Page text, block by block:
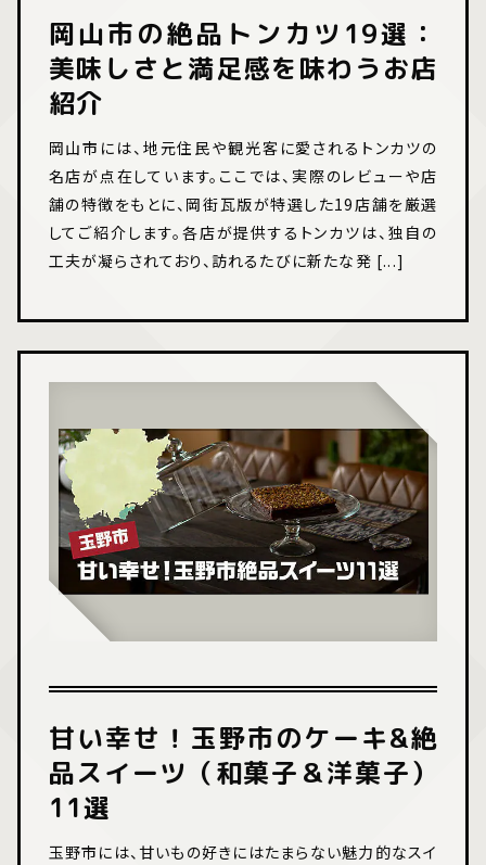
岡山市の絶品トンカツ19選：
美味しさと満足感を味わうお店
紹介
岡山市には、地元住民や観光客に愛されるトンカツの
名店が点在しています。ここでは、実際のレビューや店
舗の特徴をもとに、岡街瓦版が特選した19店舗を厳選
してご紹介します。各店が提供するトンカツは、独自の
工夫が凝らされており、訪れるたびに新たな発 [...]
甘い幸せ！玉野市のケーキ&絶
品スイーツ（和菓子＆洋菓子）
11選
玉野市には、甘いもの好きにはたまらない魅力的なスイ